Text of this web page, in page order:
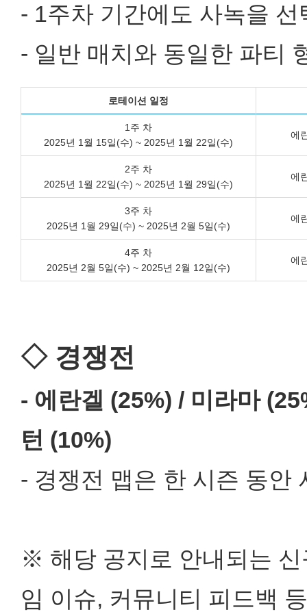
- 1주차 기간에도 사녹을
- 일반 매치와 동일한 파티
로테이션 일정
1주 차
2025년 1월 15일(수) ~ 2025년 1월 22일(수)
에
2주 차
2025년 1월 22일(수) ~ 2025년 1월 29일(수)
에
3주 차
2025년 1월 29일(수) ~ 2025년 2월 5일(수)
에
4주 차
2025년 2월 5일(수) ~ 2025년 2월 12일(수)
에
◇ 경쟁전
- 에란겔 (25%) / 미라마
턴 (10%)
- 경쟁전 맵은 한 시즌 동안
※ 해당 공지로 안내되는
임 이슈, 커뮤니티 피드백